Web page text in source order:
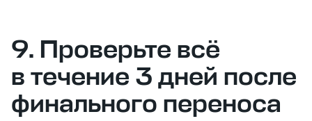
9. Проверьте всё
в течение 3 дней после
финального переноса